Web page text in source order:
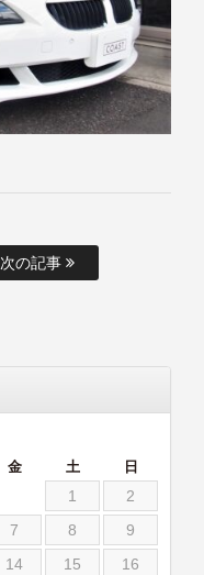
次の記事
金 土 日
1
2
7 8
9
14 15
16